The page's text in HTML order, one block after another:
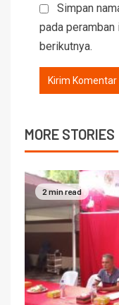
Simpan
pada
berikutnya.
MORE STORIES
2 min read